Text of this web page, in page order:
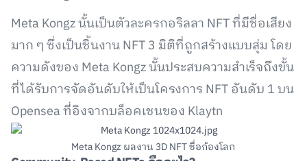
Meta Kongz นั้นเป็นตัวละครกอริลลา NFT ที่มีชื่อเสียง
มาก ๆ ซึ่งเป็นชิ้นงาน NFT 3 มิติที่ถูกสร้างแบบสุ่ม โดย
ความดังของ Meta Kongz นั้นประสบความสำเร็จถึงขั้น
ที่ได้รับการจัดอันดับให้เป็นโครงการ NFT อันดับ 1 บน
Opensea ที่อิงจากบล็อคเชนของ Klaytn
Meta Kongz ผลงาน 3D NFT ชื่อก้องโลก